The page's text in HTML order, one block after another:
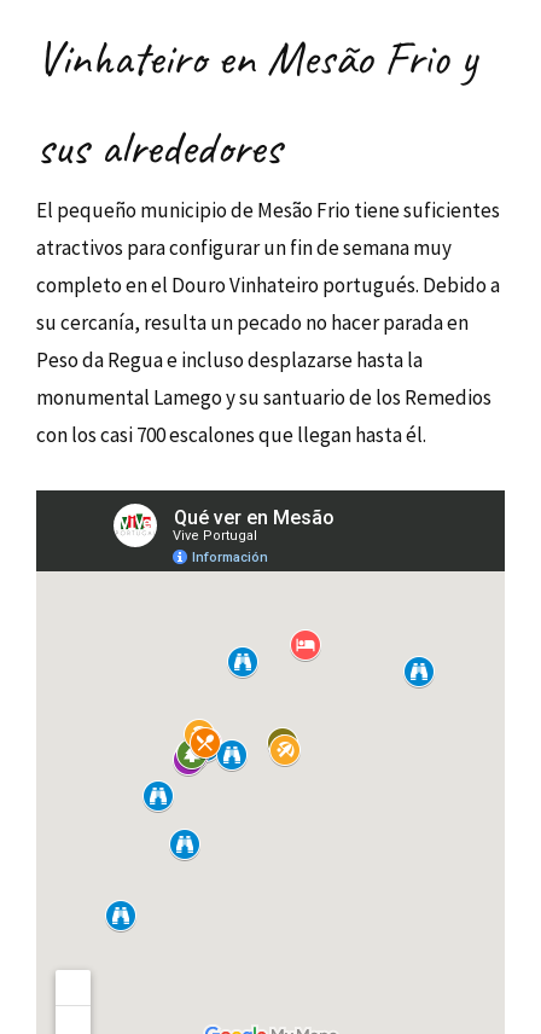
Vinhateiro en Mesão Frio y
sus alrededores
El pequeño municipio de Mesão Frio tiene suficientes
atractivos para configurar un fin de semana muy
completo en el Douro Vinhateiro portugués. Debido a
su cercanía, resulta un pecado no hacer parada en
Peso da Regua e incluso desplazarse hasta la
monumental Lamego y su santuario de los Remedios
con los casi 700 escalones que llegan hasta él.